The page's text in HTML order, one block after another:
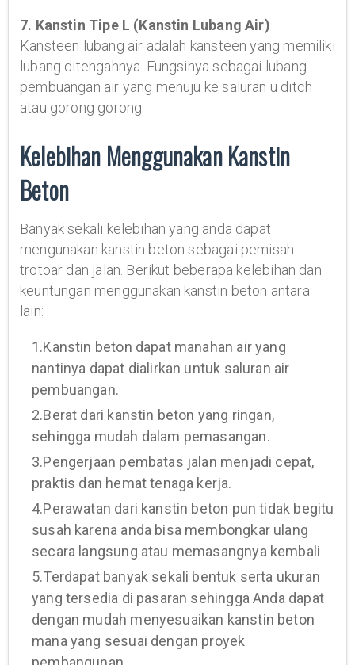
7. Kanstin Tipe L (Kanstin Lubang Air)
Kansteen lubang air adalah kansteen yang memiliki
lubang ditengahnya. Fungsinya sebagai lubang
pembuangan air yang menuju ke saluran u ditch
atau gorong gorong.
Kelebihan Menggunakan Kanstin
Beton
Banyak sekali kelebihan yang anda dapat
mengunakan kanstin beton sebagai pemisah
trotoar dan jalan. Berikut beberapa kelebihan dan
keuntungan menggunakan kanstin beton antara
lain:
1.Kanstin beton dapat manahan air yang
nantinya dapat dialirkan untuk saluran air
pembuangan.
2.Berat dari kanstin beton yang ringan,
sehingga mudah dalam pemasangan.
3.Pengerjaan pembatas jalan menjadi cepat,
praktis dan hemat tenaga kerja.
4.Perawatan dari kanstin beton pun tidak begitu
susah karena anda bisa membongkar ulang
secara langsung atau memasangnya kembali
5.Terdapat banyak sekali bentuk serta ukuran
yang tersedia di pasaran sehingga Anda dapat
dengan mudah menyesuaikan kanstin beton
mana yang sesuai dengan proyek